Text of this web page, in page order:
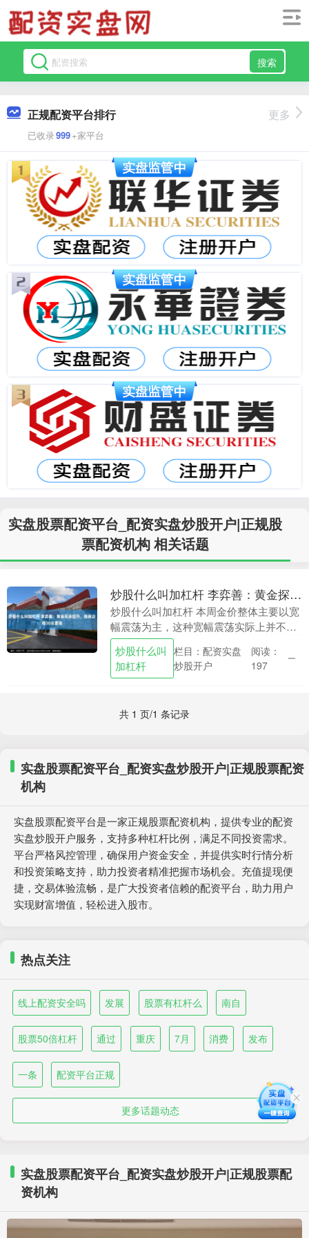
搜索
正规配资平台排行
已收录999+家平台
更多
实盘股票配资平台_配资实盘炒股开户|正规股
票配资机构 相关话题
炒股什么叫加杠杆 李弈善：黄金探底回升，晚间企稳30还要涨
炒股什么叫加杠杆 本周金价整体主要以宽
幅震荡为主，这种宽幅震荡实际上并不是
很好操作，主要因为在于区间过大。目前
单根4H的K线可能都有超过40-50个点的区
间，这....
炒股什么叫
加杠杆
栏目：配资实盘
炒股开户
阅读：
197
共 1 页/1 条记录
实盘股票配资平台_配资实盘炒股开户|正规股票配资
机构
实盘股票配资平台是一家正规股票配资机构，提供专业的配资
实盘炒股开户服务，支持多种杠杆比例，满足不同投资需求。
平台严格风控管理，确保用户资金安全，并提供实时行情分析
和投资策略支持，助力投资者精准把握市场机会。充值提现便
捷，交易体验流畅，是广大投资者信赖的配资平台，助力用户
实现财富增值，轻松进入股市。
热点关注
线上配资安全吗 发展 股票有杠杆么 南自
股票50倍杠杆 通过 重庆 7月 消费 发布
一条 配资平台正规
更多话题动态
实盘股票配资平台_配资实盘炒股开户|正规股票配
资机构